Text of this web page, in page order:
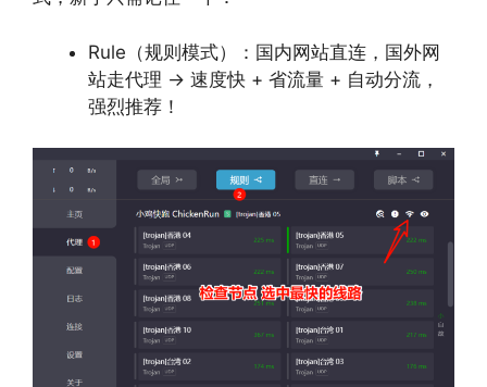
Rule（规则模式）：国内网站直连，国外网
站走代理 → 速度快 + 省流量 + 自动分流，
强烈推荐！